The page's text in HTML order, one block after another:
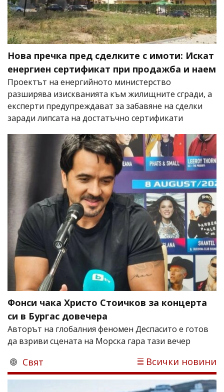
Нова пречка пред сделките с имоти: Искат
енергиен сертификат при продажба и наем
Проектът на енергийното министерство
разширява изискванията към жилищните сгради, а
експерти предупреждават за забавяне на сделки
заради липсата на достатъчно сертификати
Фонси чака Христо Стоичков за концерта
си в Бургас довечера
Авторът на глобалния феномен Деспасито е готов
да взриви сцената на Морска гара тази вечер
Свят Всички новини